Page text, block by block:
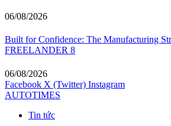
06/08/2026
Built for Confidence: The Manufacturing
FREELANDER 8
06/08/2026
Facebook X (Twitter) Instagram
AUTOTIMES
Tin tức